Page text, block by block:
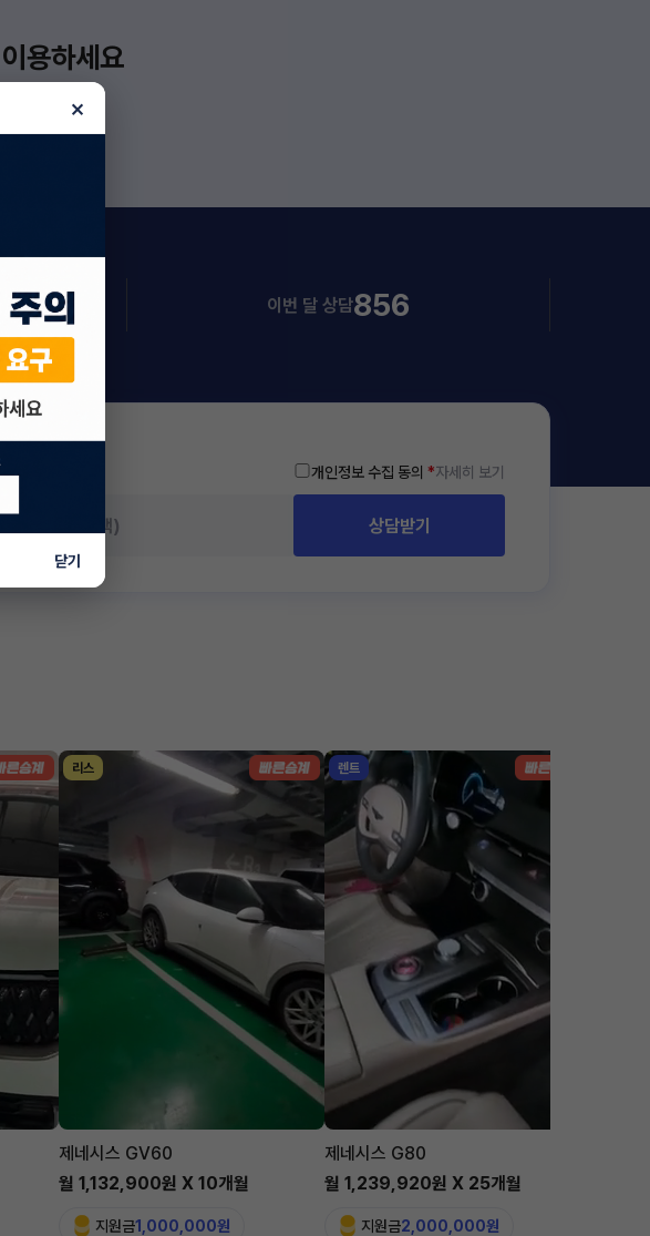
용하세요
이번 달 상담856
개인정보 수집 동의 *자세히 보기
상담받기
리스
제네시스 GV60
월 1,132,900원 X 10개월
지원금1,000,000원
렌트
제네시스 G80
월 1,239,920원 X 25개월
지원금2,000,000원
×
닫기